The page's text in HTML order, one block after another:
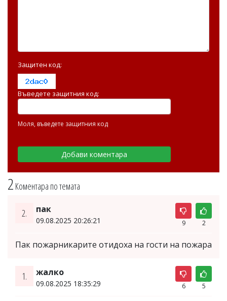
2 Коментара по темата
2. пак
09.08.2025 20:26:21 9 2
Пак пожарникарите отидоха на гости на пожара
1. жалко
09.08.2025 18:35:29 6 5
Защитен код:
Въведете защитния код:
Моля, въведете защитния код